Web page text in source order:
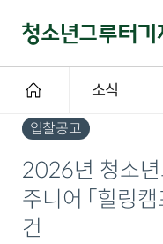
소식
입찰공고
2026년 청소
주니어 「힐링
건